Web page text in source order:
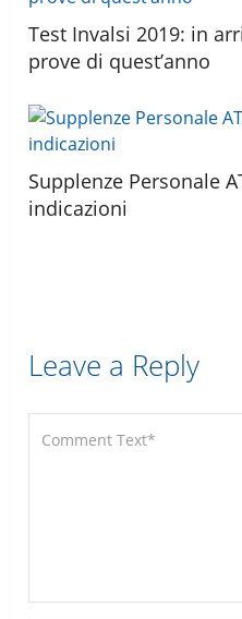
Test Invalsi 2019: in
prove di quest’anno
Supplenze Personale
indicazioni
Leave a Reply